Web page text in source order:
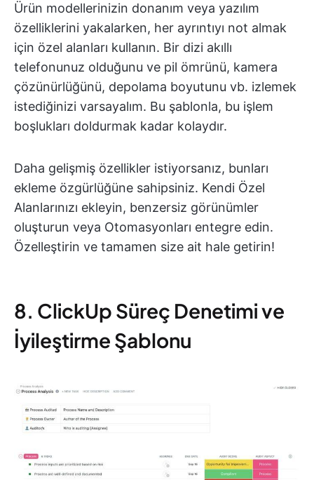
Ürün modellerinizin donanım veya yazılım
özelliklerini yakalarken, her ayrıntıyı not almak
için özel alanları kullanın. Bir dizi akıllı
telefonunuz olduğunu ve pil ömrünü, kamera
çözünürlüğünü, depolama boyutunu vb. izlemek
istediğinizi varsayalım. Bu şablonla, bu işlem
boşlukları doldurmak kadar kolaydır.
Daha gelişmiş özellikler istiyorsanız, bunları
ekleme özgürlüğüne sahipsiniz. Kendi Özel
Alanlarınızı ekleyin, benzersiz görünümler
oluşturun veya Otomasyonları entegre edin.
Özelleştirin ve tamamen size ait hale getirin!
8. ClickUp Süreç Denetimi ve
İyileştirme Şablonu